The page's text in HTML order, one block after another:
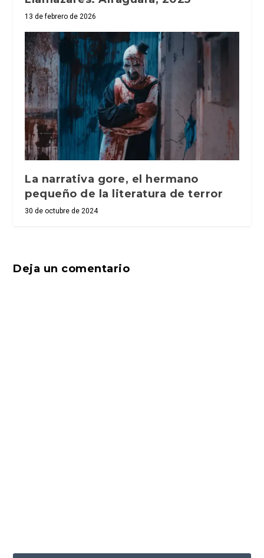
13 de febrero de 2026
La narrativa gore, el hermano
pequeño de la literatura de terror
30 de octubre de 2024
Deja un comentario